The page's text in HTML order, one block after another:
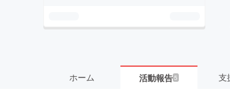
ホーム 活動報告5 支